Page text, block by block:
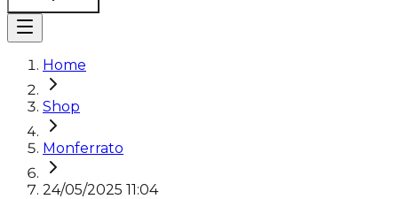
Home
Shop
Monferrato
24/05/2025 11:04